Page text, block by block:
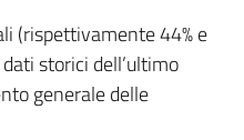
(rispettivamente 44% e
storici dell’ultimo
generale delle